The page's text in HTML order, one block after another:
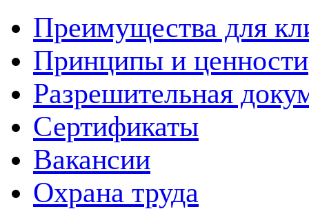
Преимущества для
Принципы и ценности
Разрешительная
Сертификаты
Вакансии
Охрана труда